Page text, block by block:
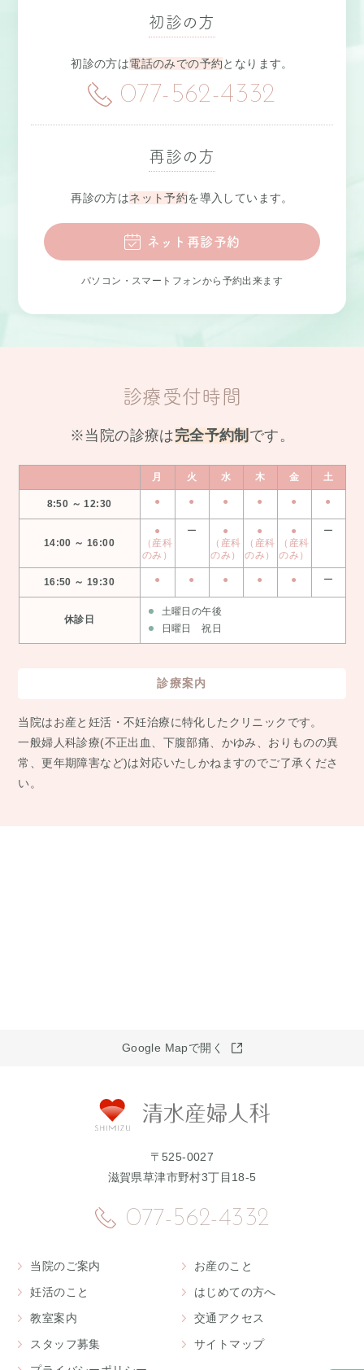
初診の方
初診の方は電話のみでの予約となります。
077-562-4332
再診の方
再診の方はネット予約を導入しています。
ネット再診予約
パソコン・スマートフォンから予約出来ます
Google Mapで開く
診療受付時間
※当院の診療は完全予約制 です。
月 火 水 木 金 土
8:50 ～ 12:30 ● ● ● ● ● ●
14:00 ～ 16:00
●
（産科
のみ）
ー
●
（産科
のみ）
●
（産科
のみ）
●
（産科
のみ）
ー
16:50 ～ 19:30 ● ● ● ● ● ー
休診日
土曜日の午後
日曜日 祝日
診療案内
当院はお産と妊活・不妊治療に特化したクリニックです。
⼀般婦⼈科診療(不正出⾎、下腹部痛、かゆみ、おりものの異
常、更年期障害など)は対応いたしかねますのでご了承くださ
い。
〒525-0027
滋賀県草津市野村3丁目18-5
077-562-4332
当院のご案内
お産のこと
妊活のこと
はじめての方へ
教室案内
交通アクセス
スタッフ募集
サイトマップ